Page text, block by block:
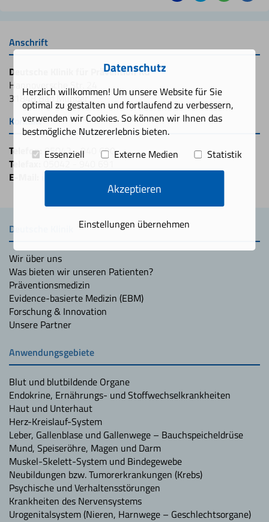
Anschrift
Deutsche Klinik für Prävention KG
Hannoversche Str. 24
31848 Bad Münder
Kontakt
Telefon: 05042 - 940 690
Telefax:
E-Mail:
Deutsche Klinik
Wir über uns
Was bieten wir unseren Patienten?
Präventionsmedizin
Evidence-basierte Medizin (EBM)
Forschung & Innovation
Unsere Partner
Anwendungsgebiete
Blut und blutbildende Organe
Endokrine, Ernährungs- und Stoffwechselkrankheiten
Haut und Unterhaut
Herz-Kreislauf-System
Leber, Gallenblase und Gallenwege – Bauchspeicheldrüse
Mund, Speiseröhre, Magen und Darm
Muskel-Skelett-System und Bindegewebe
Neubildungen bzw. Tumorerkrankungen (Krebs)
Psychische und Verhaltensstörungen
Krankheiten des Nervensystems
Urogenitalsystem (Nieren, Harnwege – Geschlechtsorgane)
Datenschutz
Herzlich willkommen! Um unsere Website für Sie
optimal zu gestalten und fortlaufend zu verbessern,
verwenden wir Cookies. So können wir Ihnen das
bestmögliche Nutzererlebnis bieten.
Essenziell
Externe Medien Statistik
Akzeptieren
Einstellungen übernehmen